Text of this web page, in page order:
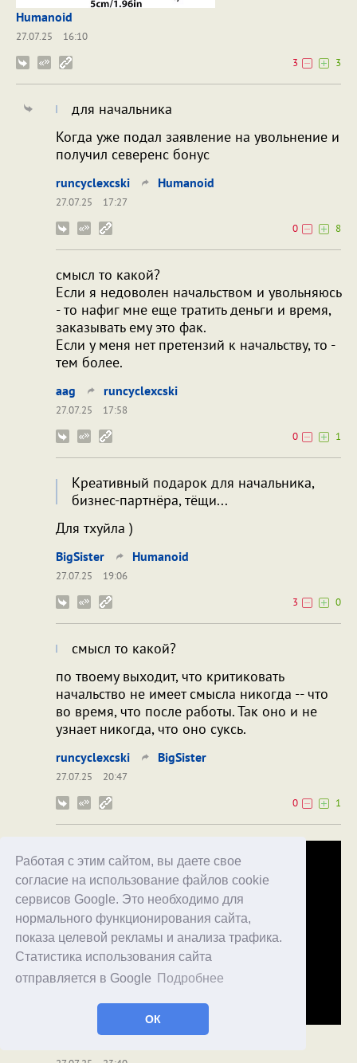
Работая с этим сайтом, вы даете свое
согласие на использование файлов cookie
сервисов Google. Это необходимо для
нормального функционирования сайта,
показа целевой рекламы и анализа трафика.
Статистика использования сайта
отправляется в Google
Подробнее
ОК
Humanoid
27.07.25
16:10
3
3
для начальника
Когда уже подал заявление на увольнение и
получил северенс бонус
runcyclexcski Humanoid
27.07.25
17:27
0
8
смысл то какой?
Если я недоволен начальством и увольняюсь
- то нафиг мне еще тратить деньги и время,
заказывать ему это фак.
Если у меня нет претензий к начальству, то -
тем более.
aag runcyclexcski
27.07.25
17:58
0
1
Креативный подарок для начальника,
бизнес-партнёра, тёщи...
Для тхуйла )
BigSister Humanoid
27.07.25
19:06
3
0
смысл то какой?
по твоему выходит, что критиковать
начальство не имеет смысла никогда -- что
во время, что после работы. Так оно и не
узнает никогда, что оно суксь.
runcyclexcski BigSister
27.07.25
20:47
0
1